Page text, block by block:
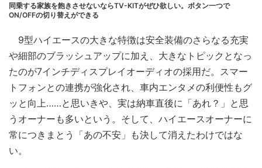
同乗する家族を飽きさせないならTV-KITがぜひ欲しい。ボタン一つで
ON/OFFの切り替えができる
9型ハイエースの大きな特徴は安全装備のさらなる充実
や細部のブラッシュアップに加え、大きなトピックとなっ
たのが7インチディスプレイオーディオの採用だ。スマー
トフォンとの連携が強化され、車内エンタメの利便性もグ
ッと向上……と思いきや、実は納車直後に「あれ？」と思
うオーナーも多いという。そして、ハイエースオーナーに
常につきまとう「あの不安」も決して消えたわけではな
い。